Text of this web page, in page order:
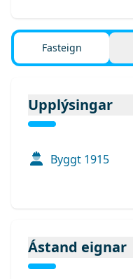
Fasteign
Upplýsingar
Byggt 1915
Ástand eignar